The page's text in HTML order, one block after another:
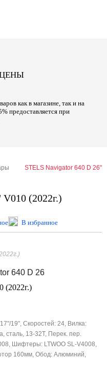
как в магазине, так и на
предоставляется при
STELS Navigator 640 D 26"
(2022г.)
В избранное
(2022г.)
19", Скоростей: 24, Вилка:
сталь, 13-32Т, Перек. пер.
Шифтеры: LTWOO SL-V4008,
160мм, Обод: Алюминий,